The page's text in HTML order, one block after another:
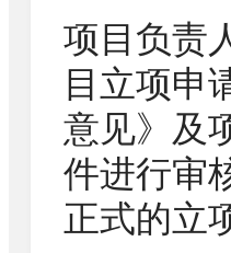
项目负责
目立项申
意见》及
件进行审
正式的立